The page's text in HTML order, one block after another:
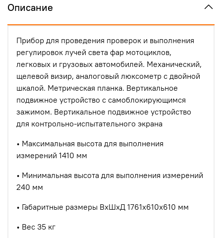
Описание
Прибор для проведения проверок и выполнения
регулировок лучей света фар мотоциклов,
легковых и грузовых автомобилей. Механический,
щелевой визир, аналоговый люксометр с двойной
шкалой. Метрическая планка. Вертикальное
подвижное устройство с самоблокирующимся
зажимом. Вертикальное подвижное устройство
для контрольно-испытательного экрана
• Максимальная высота для выполнения
измерений 1410 мм
• Минимальная высота для выполнения измерений
240 мм
• Габаритные размеры ВхШхД 1761х610х610 мм
• Вес 35 кг